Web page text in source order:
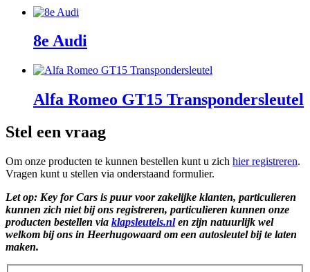
8e Audi
Alfa Romeo GT15 Transpondersleutel
Stel een vraag
Om onze producten te kunnen bestellen kunt u zich hier registreren.
Vragen kunt u stellen via onderstaand formulier.
Let op: Key for Cars is puur voor zakelijke klanten, particulieren
kunnen zich niet bij ons registreren, particulieren kunnen onze
producten bestellen via klapsleutels.nlen zijn natuurlijk wel
welkom bij ons in Heerhugowaard om een autosleutel bij te laten
maken.